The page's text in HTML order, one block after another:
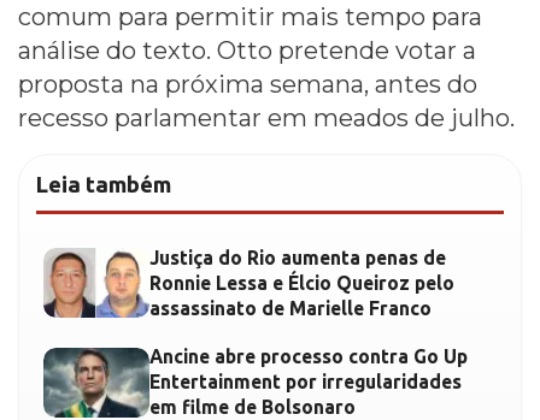
comum para permitir mais tempo para
análise do texto. Otto pretende votar a
proposta na próxima semana, antes do
recesso parlamentar em meados de julho.
Leia também
Justiça do Rio aumenta penas de
Ronnie Lessa e Élcio Queiroz pelo
assassinato de Marielle Franco
Ancine abre processo contra Go Up
Entertainment por irregularidades
em filme de Bolsonaro